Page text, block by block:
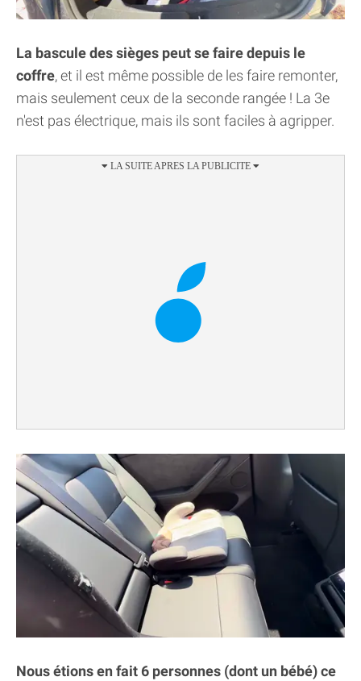
La bascule des sièges peut se faire depuis le
coffre, et il est même possible de les faire remonter,
mais seulement ceux de la seconde rangée ! La 3e
n'est pas électrique, mais ils sont faciles à agripper.
Nous étions en fait 6 personnes (dont un bébé) ce